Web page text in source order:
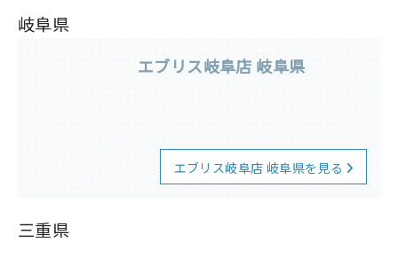
岐阜県
エブリス岐阜店 岐阜県
エブリス岐阜店 岐阜県を見る
三重県